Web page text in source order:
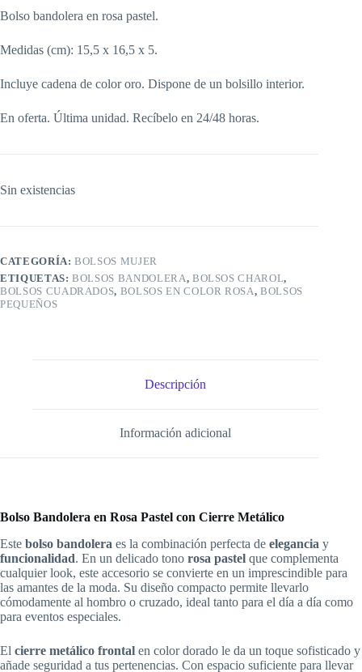
original
era:
actual
es:
Bolso bandolera en rosa pastel.
Medidas (cm): 15,5 x 16,5 x 5.
Incluye cadena de color oro. Dispone de un bolsillo interior.
En oferta. Última unidad. Recíbelo en 24/48 horas.
Sin existencias
CATEGORÍA:BOLSOS MUJER
ETIQUETAS:BOLSOS BANDOLERA, BOLSOS CHAROL,
BOLSOS CUADRADOS, BOLSOS EN COLOR ROSA,BOLSOS
PEQUEÑOS
Descripción
Información adicional
Bolso Bandolera en Rosa Pastel con Cierre Metálico
Este bolso bandolera es la combinación perfecta de elegancia y
funcionalidad. En un delicado tono rosa pastel que complementa
cualquier look, este accesorio se convierte en un imprescindible para
las amantes de la moda. Su diseño compacto permite llevarlo
cómodamente al hombro o cruzado, ideal tanto para el día a día como
para eventos especiales.
El cierre metálico frontal en color dorado le da un toque sofisticado y
añade seguridad a tus pertenencias. Con espacio suficiente para llevar